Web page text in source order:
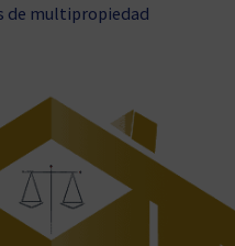
de multipropiedad